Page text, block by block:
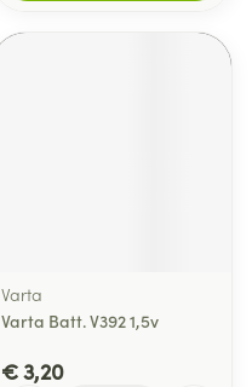
Varta
Varta Batt. V392 1,5v
€ 3,20